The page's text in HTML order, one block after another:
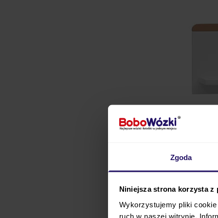
Zgoda
Niniejsza strona korzysta z
Wykorzystujemy pliki
ruch w naszej witrynie.
Półka wisząca do
zyskanie dodatkowego